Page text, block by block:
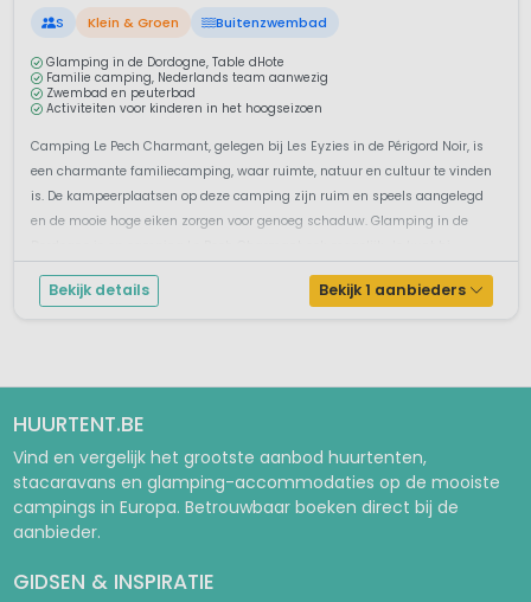
S Klein & Groen Buitenzwembad
Glamping in de Dordogne, Table dHote
Familie camping, Nederlands team aanwezig
Zwembad en peuterbad
Activiteiten voor kinderen in het hoogseizoen
Camping Le Pech Charmant, gelegen bij Les Eyzies in de Périgord Noir, is
een charmante familiecamping, waar ruimte, natuur en cultuur te vinden
is. De kampeerplaatsen op deze camping zijn ruim en speels aangelegd
en de mooie hoge eiken zorgen voor genoeg schaduw. Glamping in de
Bekijk details Bekijk 1 aanbieders
HUURTENT.BE
Vind en vergelijk het grootste aanbod huurtenten,
stacaravans en glamping-accommodaties op de mooiste
campings in Europa. Betrouwbaar boeken direct bij de
aanbieder.
GIDSEN & INSPIRATIE